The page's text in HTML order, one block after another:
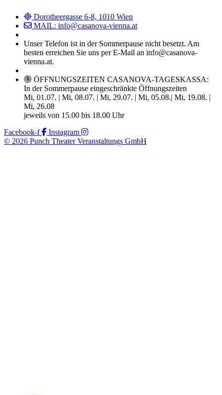
Dorotheergasse 6-8, 1010 Wien
MAIL: info@casanova-vienna.at
Unser Telefon ist in der Sommerpause nicht besetzt. Am
besten erreichen Sie uns per E-Mail an info@casanova-
vienna.at.
ÖFFNUNGSZEITEN CASANOVA-TAGESKASSA:
In der Sommerpause eingeschränkte Öffnungszeiten
Mi, 01.07. | Mi, 08.07. | Mi, 29.07. | Mi, 05.08.| Mi, 19.08. |
Mi, 26.08
jeweils von 15.00 bis 18.00 Uhr
Facebook-f
Instagram
© 2026 Punch Theater Veranstaltungs GmbH